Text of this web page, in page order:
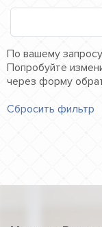
По вашему
Попробуйте
через форму
Сбросить фильтр